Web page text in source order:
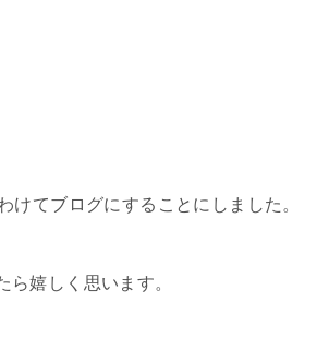
けてブログにすることにしました。
嬉しく思います。